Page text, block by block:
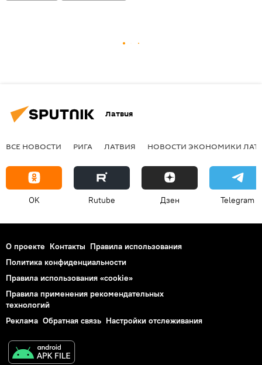
Латвия
ВСЕ НОВОСТИ РИГА ЛАТВИЯ НОВОСТИ ЭКОНОМИКИ
OK Rutube Дзен Telegram
О проекте Контакты Правила использования
Политика конфиденциальности
Правила использования «cookie»
Правила применения рекомендательных
технологий
Реклама Обратная связь Настройки отслеживания